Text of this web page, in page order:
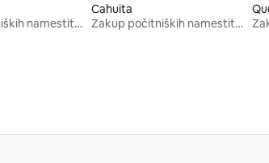
Zakup počitniških namestitev
Cahuita
Zakup počitniških namestitev